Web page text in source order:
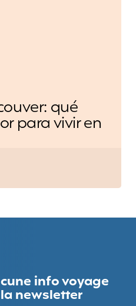
qué
para vivir en
info voyage
newsletter